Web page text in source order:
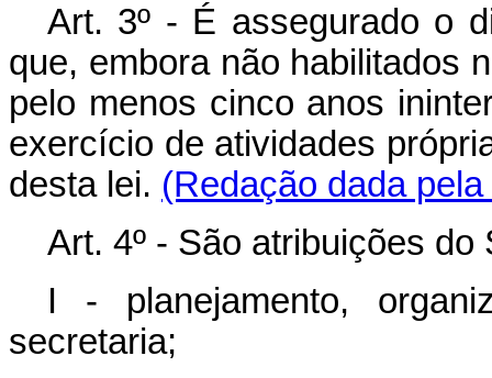
Art. 3º - É assegurado o
que, embora não habilitados
pelo menos cinco anos
exercício de atividades
desta lei. (Redação dada
Art. 4º - São atribuições
I - planejamento,
secretaria;